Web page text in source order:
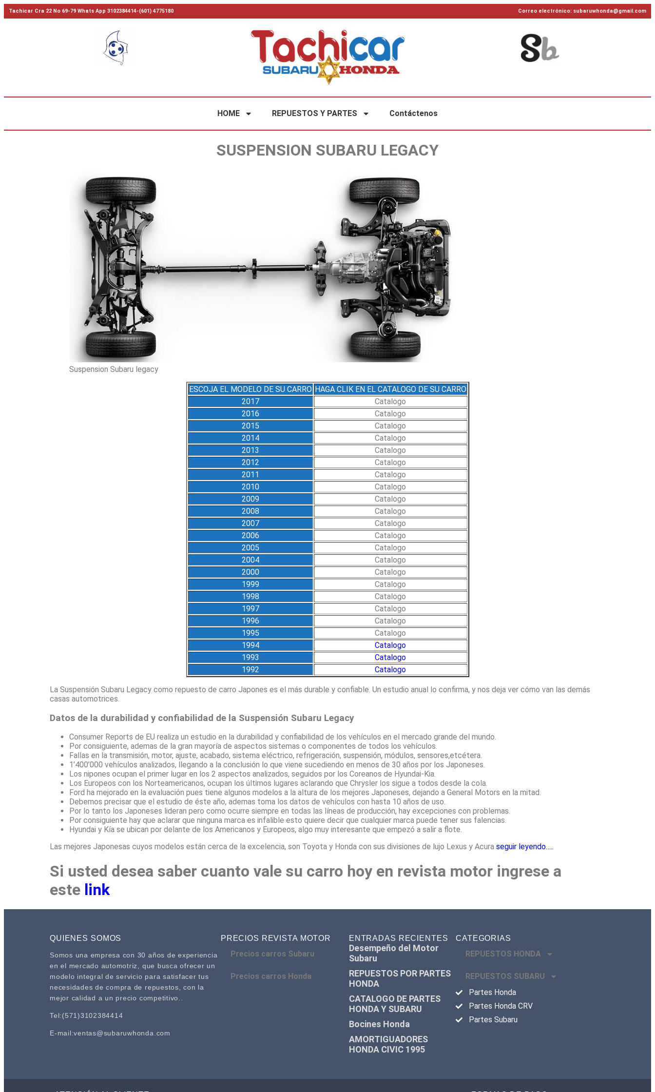
Tachicar Cra 22 No 69-79 Whats App 3102384414-(601) 4775180 Correo electrónico: subaruwhonda@gmail.com
HOME REPUESTOS Y PARTES Contáctenos
SUSPENSION SUBARU LEGACY
Suspension Subaru legacy
ESCOJA EL MODELO DE SU CARRO HAGA CLIK EN EL CATALOGO DE SU CARRO
2017
Catalogo
2016
Catalogo
2015
Catalogo
2014
Catalogo
2013
Catalogo
2012
Catalogo
2011
Catalogo
2010
Catalogo
2009
Catalogo
2008
Catalogo
2007
Catalogo
2006
Catalogo
2005
Catalogo
2004
Catalogo
2000
Catalogo
1999
Catalogo
1998
Catalogo
1997
Catalogo
1996
Catalogo
1995
Catalogo
1994
Catalogo
1993
Catalogo
1992
Catalogo
La Suspensión Subaru Legacy como repuesto de carro Japones es el más durable y confiable. Un estudio anual lo confirma, y nos deja ver cómo van las demás
casas automotrices.
Datos de la durabilidad y confiabilidad de la Suspensión Subaru Legacy
Consumer Reports de EU realiza un estudio en la durabilidad y confiabilidad de los vehículos en el mercado grande del mundo.
Por consiguiente, ademas de la gran mayoría de aspectos sistemas o componentes de todos los vehículos.
Fallas en la transmisión, motor, ajuste, acabado, sistema eléctrico, refrigeración, suspensión, módulos, sensores,etcétera.
1’400’000 vehículos analizados, llegando a la conclusión lo que viene sucediendo en menos de 30 años por los Japoneses.
Los nipones ocupan el primer lugar en los 2 aspectos analizados, seguidos por los Coreanos de Hyundai-Kia.
Los Europeos con los Norteamericanos, ocupan los últimos lugares aclarando que Chrysler los sigue a todos desde la cola.
Ford ha mejorado en la evaluación pues tiene algunos modelos a la altura de los mejores Japoneses, dejando a General Motors en la mitad.
Debemos precisar que el estudio de éste año, ademas toma los datos de vehículos con hasta 10 años de uso.
Por lo tanto los Japoneses lideran pero como ocurre siempre en todas las líneas de producción, hay excepciones con problemas.
Por consiguiente hay que aclarar que ninguna marca es infalible esto quiere decir que cualquier marca puede tener sus falencias.
Hyundai y Kía se ubican por delante de los Americanos y Europeos, algo muy interesante que empezó a salir a flote.
Las mejores Japonesas cuyos modelos están cerca de la excelencia, son Toyota y Honda con sus divisiones de lujo Lexus y Acura seguir leyendo…..
Si usted desea saber cuanto vale su carro hoy en revista motor ingrese a
este link
QUIENES SOMOS
Somos una empresa con 30 años de experiencia
en el mercado automotriz, que busca ofrecer un
modelo integral de servicio para satisfacer tus
necesidades de compra de repuestos, con la
mejor calidad a un precio competitivo..
Tel:(571)3102384414
E-mail:ventas@subaruwhonda.com
PRECIOS REVISTA MOTOR
Precios carros Subaru
Precios carros Honda
ENTRADAS RECIENTES
Desempeño del Motor
Subaru
REPUESTOS POR PARTES
HONDA
CATALOGO DE PARTES
HONDA Y SUBARU
Bocines Honda
AMORTIGUADORES
HONDA CIVIC 1995
CATEGORIAS
REPUESTOS HONDA
REPUESTOS SUBARU
Partes Honda
Partes Honda CRV
Partes Subaru